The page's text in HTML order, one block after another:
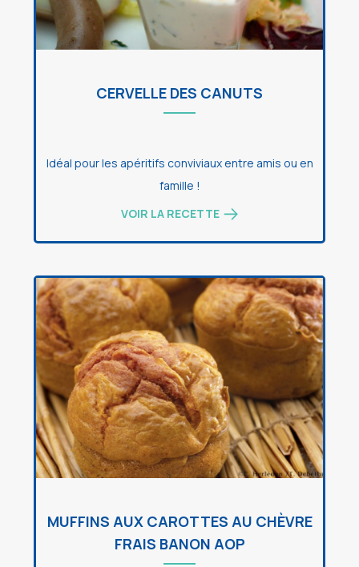
CERVELLE DES CANUTS
Idéal pour les apéritifs conviviaux entre amis ou en
famille !
VOIR LA RECETTE
MUFFINS AUX CAROTTES AU CHÈVRE
FRAIS BANON AOP